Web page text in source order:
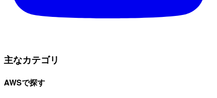
主なカテゴリ
AWSで探す